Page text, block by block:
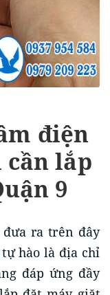
điện
lắp
9
ra trên đây
tự hào là địa chỉ
đáp ứng đầy